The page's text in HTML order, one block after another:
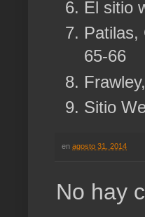
El sitio
Patilas,
65-66
Sitio
en agosto 31, 2014
No hay